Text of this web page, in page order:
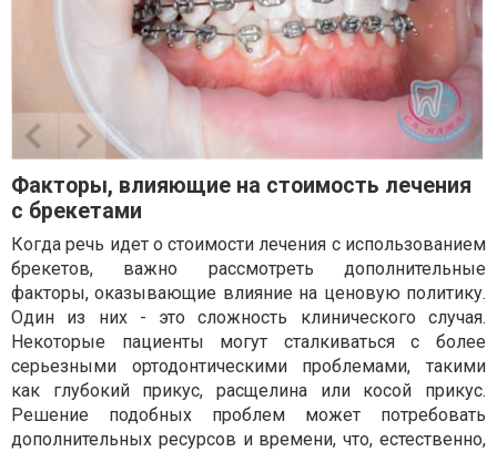
Факторы, влияющие на стоимость лечения
с брекетами
Когда речь идет о стоимости лечения с использованием
брекетов, важно рассмотреть дополнительные
факторы, оказывающие влияние на ценовую политику.
Один из них - это сложность клинического случая.
Некоторые пациенты могут сталкиваться с более
серьезными ортодонтическими проблемами, такими
как глубокий прикус, расщелина или косой прикус.
Решение подобных проблем может потребовать
дополнительных ресурсов и времени, что, естественно,